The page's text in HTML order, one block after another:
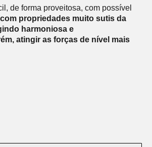
de forma proveitosa, com possível
propriedades muito sutis da
harmoniosa e
atingir as forças de nível mais